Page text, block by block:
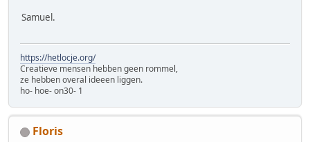
Samuel.
https://hetlocje.org/
Creatieve mensen hebben geen rommel,
ze hebben overal ideeen liggen.
ho- hoe- on30- 1
Floris